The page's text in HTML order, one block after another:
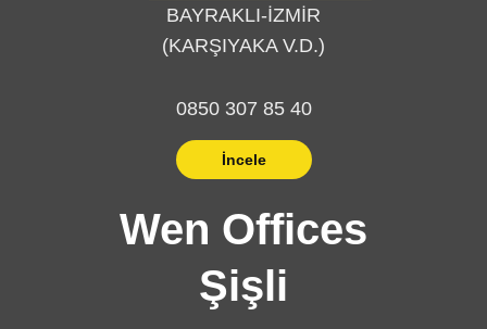
BAYRAKLI-İZMİR
(KARŞIYAKA V.D.)
0850 307 85 40
İncele
Wen Offices
Şişli